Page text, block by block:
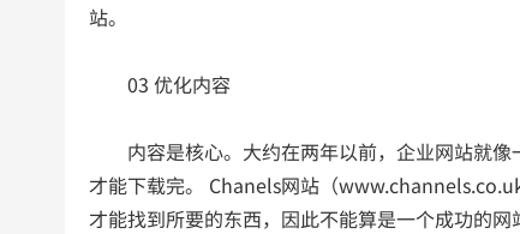
站。
03 优化内容
内容是核心。大约在两年以前，企业网站就像
才能下载完。 Chanels网站（
才能找到所要的东西，因此不能算是一个成功的网